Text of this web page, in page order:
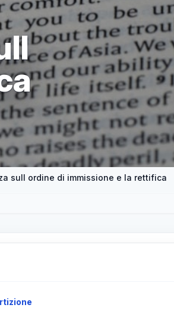
sull ordine di immissione e la rettifica